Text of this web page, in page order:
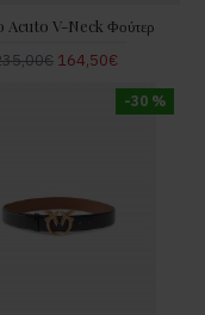
Acuto V-Neck Φούτερ
164,50€
-30 %